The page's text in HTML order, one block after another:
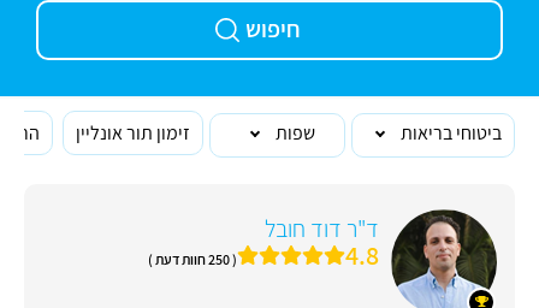
חיפוש
ביטוחי בריאות שפות זימון תור אונליין
ד"ר דוד חובל
4.8 ( 250 חוות דעת )